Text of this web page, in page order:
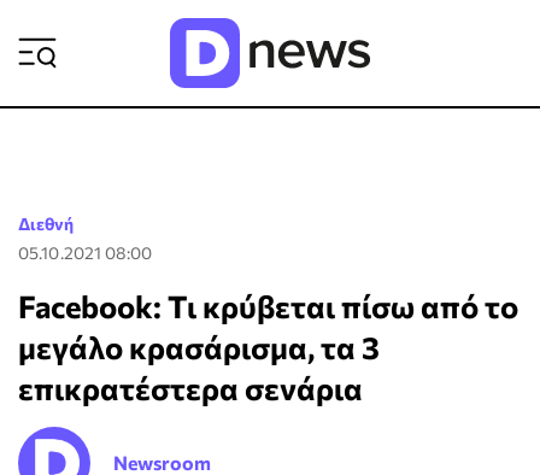
Διεθνή
05.10.2021 08:00
Facebook: Τι κρύβεται πίσω από το
μεγάλο κρασάρισμα, τα 3
επικρατέστερα σενάρια
Newsroom